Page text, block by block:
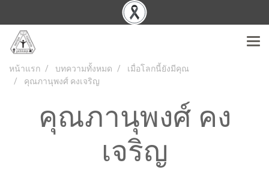
หน้าแรก บทความทั้งหมด
เมื่อโลกนี้ยังมีคุณ
คุณภานุพงศ์ คงเจริญ
คุณภานุพงศ์ คง
เจริญ